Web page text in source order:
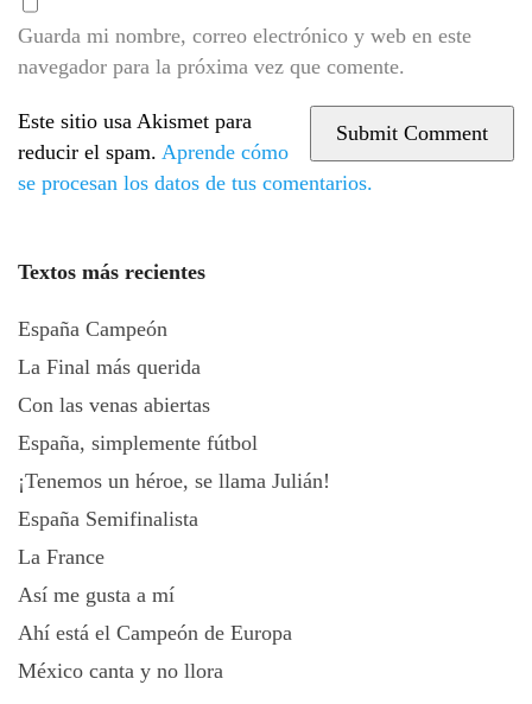
Guarda mi nombre, correo electrónico y web en este
navegador para la próxima vez que comente.
Este sitio usa Akismet para
reducir el spam. Aprende cómo
se procesan los datos de tus comentarios.
Textos más recientes
España Campeón
La Final más querida
Con las venas abiertas
España, simplemente fútbol
¡Tenemos un héroe, se llama Julián!
España Semifinalista
La France
Así me gusta a mí
Ahí está el Campeón de Europa
México canta y no llora